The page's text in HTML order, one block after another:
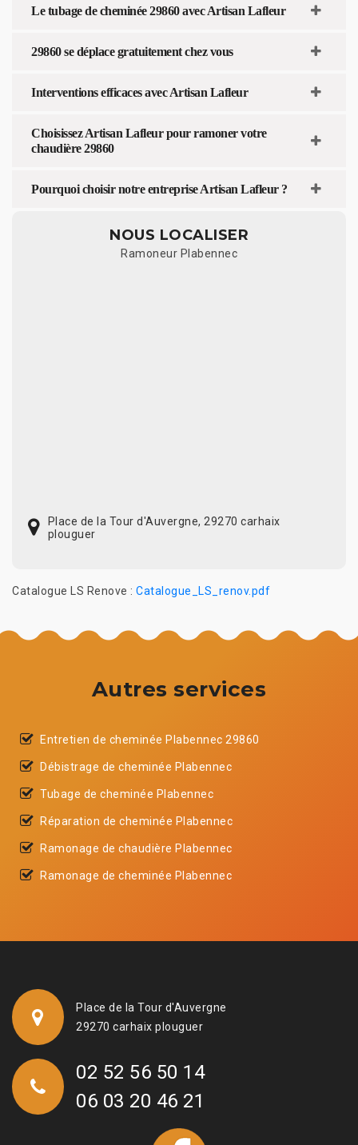
Le tubage de cheminée 29860 avec Artisan Lafleur
29860 se déplace gratuitement chez vous
Interventions efficaces avec Artisan Lafleur
Choisissez Artisan Lafleur pour ramoner votre
chaudière 29860
Pourquoi choisir notre entreprise Artisan Lafleur ?
NOUS LOCALISER
Ramoneur Plabennec
Place de la Tour d'Auvergne, 29270 carhaix
plouguer
Catalogue LS Renove : Catalogue_LS_renov.pdf
Autres services
Entretien de cheminée Plabennec 29860
Débistrage de cheminée Plabennec
Tubage de cheminée Plabennec
Réparation de cheminée Plabennec
Ramonage de chaudière Plabennec
Ramonage de cheminée Plabennec
Place de la Tour d'Auvergne
29270 carhaix plouguer
02 52 56 50 14
06 03 20 46 21